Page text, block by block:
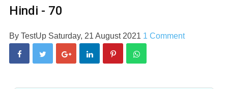
Hindi - 70
By TestUp Saturday, 21 August 2021 1 Comment